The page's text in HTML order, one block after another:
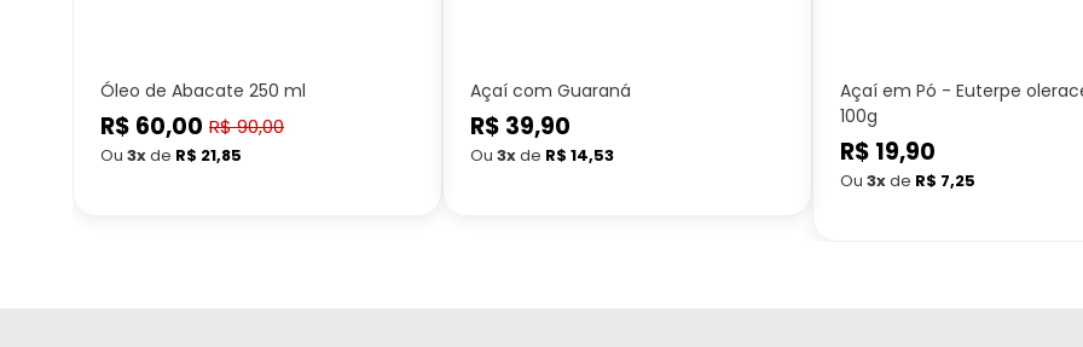
Óleo de Abacate 250 ml
Preço
promocional
R$ 60,00 Preço
normal
R$ 90,00
Ou 3xde R$ 21,85
Açaí com Guaraná
Preço
normal
R$ 39,90
Ou 3xde R$ 14,53
Açaí em Pó - Euterpe
100g
Preço
normal
R$ 19,90
Ou 3xde R$ 7,25